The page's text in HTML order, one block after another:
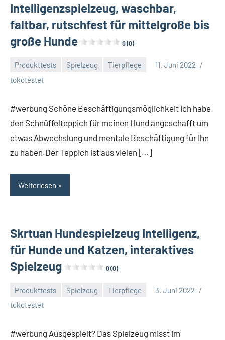
Intelligenzspielzeug, waschbar,
faltbar, rutschfest für mittelgroße bis
große Hunde
0 (0)
Produkttests Spielzeug Tierpflege
11. Juni 2022
tokotestet
Keine
#werbung Schöne Beschäftigungsmöglichkeit Ich habe
den Schnüffelteppich für meinen Hund angeschafft um
etwas Abwechslung und mentale Beschäftigung für Ihn
zu haben.Der Teppich ist aus vielen […]
Weiterlesen
Skrtuan Hundespielzeug Intelligenz,
für Hunde und Katzen, interaktives
Spielzeug
0 (0)
Produkttests Spielzeug Tierpflege
3. Juni 2022
tokotestet
#werbung Ausgespielt? Das Spielzeug misst im